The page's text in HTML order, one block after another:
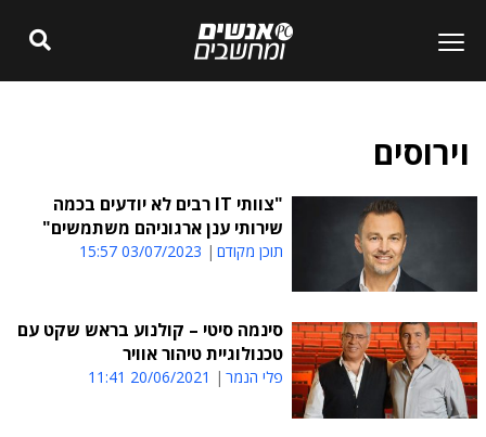
וירוסים
"צוותי IT רבים לא יודעים בכמה
שירותי ענן ארגוניהם משתמשים"
תוכן מקודם 03/07/2023 15:57
סינמה סיטי – קולנוע בראש שקט עם
טכנולוגיית טיהור אוויר
פלי הנמר 20/06/2021 11:41